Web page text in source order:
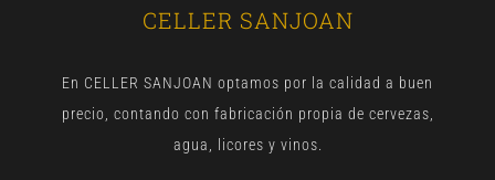
CELLER SANJOAN
En CELLER SANJOAN optamos por la calidad a buen
precio, contando con fabricación propia de cervezas,
agua, licores y vinos.